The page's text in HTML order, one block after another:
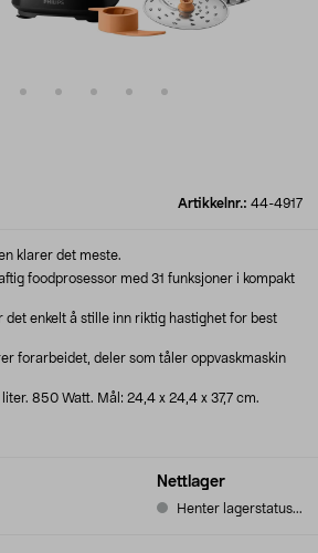
Artikkelnr.: 44-4917
Nettlager
Henter lagerstatus...
klarer det meste.
foodprosessor med 31 funksjoner i kompakt
det enkelt å stille inn riktig hastighet for best
forarbeidet, deler som tåler oppvaskmaskin
850 Watt. Mål: 24,4 x 24,4 x 37,7 cm.